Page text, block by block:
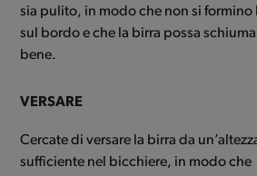
sia pulito, in modo che non si formino
sul bordo e che la birra possa
bene.
VERSARE
Cercate di versare la birra da
sufficiente nel bicchiere, in modo che